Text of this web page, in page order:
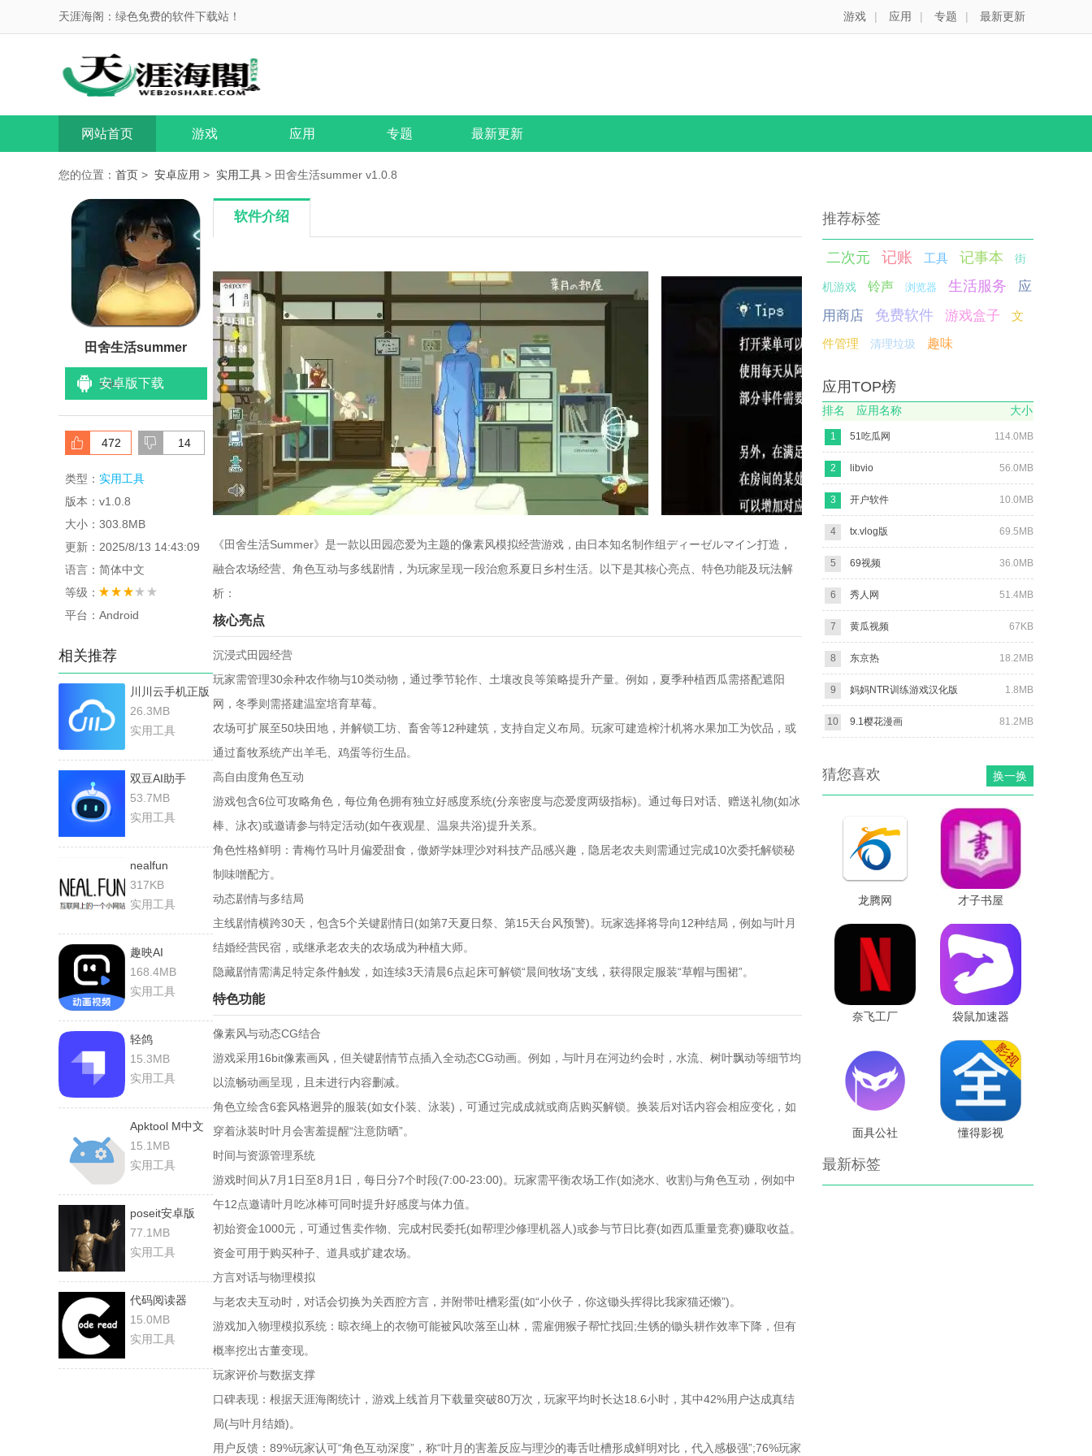
天涯海阁：绿色免费的软件下载站！ 游戏 | 应用 | 专题 | 最新更新
网站首页 游戏 应用 专题 最新更新
您的位置： 首页 > 安卓应用 > 实用工具 > 田舍生活summer v1.0.8
田舍生活summer
安卓版下载
</li>
472 14
类型： 实用工具
版本：v1.0.8
大小：303.8MB
更新：2025/8/13 14:43:09
语言：简体中文
等级：
平台：Android
相关推荐
川川云手机正版
26.3MB
实用工具
双豆AI助手
53.7MB
实用工具
nealfun
317KB
实用工具
趣映AI
168.4MB
实用工具
轻鸽
15.3MB
实用工具
Apktool M中文
版
15.1MB
实用工具
poseit安卓版
77.1MB
实用工具
代码阅读器
15.0MB
实用工具
软件介绍
《田舍生活Summer》是一款以田园恋爱为主题的像素风模拟经营游戏，由日本知名制作组ディーゼルマイン打造，
融合农场经营、角色互动与多线剧情，为玩家呈现一段治愈系夏日乡村生活。以下是其核心亮点、特色功能及玩法解
析：
核心亮点
沉浸式田园经营
玩家需管理30余种农作物与10类动物，通过季节轮作、土壤改良等策略提升产量。例如，夏季种植西瓜需搭配遮阳
网，冬季则需搭建温室培育草莓。
农场可扩展至50块田地，并解锁工坊、畜舍等12种建筑，支持自定义布局。玩家可建造榨汁机将水果加工为饮品，或
通过畜牧系统产出羊毛、鸡蛋等衍生品。
高自由度角色互动
游戏包含6位可攻略角色，每位角色拥有独立好感度系统(分亲密度与恋爱度两级指标)。通过每日对话、赠送礼物(如冰
棒、泳衣)或邀请参与特定活动(如午夜观星、温泉共浴)提升关系。
角色性格鲜明：青梅竹马叶月偏爱甜食，傲娇学妹理沙对科技产品感兴趣，隐居老农夫则需通过完成10次委托解锁秘
制味噌配方。
动态剧情与多结局
主线剧情横跨30天，包含5个关键剧情日(如第7天夏日祭、第15天台风预警)。玩家选择将导向12种结局，例如与叶月
结婚经营民宿，或继承老农夫的农场成为种植大师。
隐藏剧情需满足特定条件触发，如连续3天清晨6点起床可解锁“晨间牧场”支线，获得限定服装“草帽与围裙”。
特色功能
像素风与动态CG结合
游戏采用16bit像素画风，但关键剧情节点插入全动态CG动画。例如，与叶月在河边约会时，水流、树叶飘动等细节均
以流畅动画呈现，且未进行内容删减。
角色立绘含6套风格迥异的服装(如女仆装、泳装)，可通过完成成就或商店购买解锁。换装后对话内容会相应变化，如
穿着泳装时叶月会害羞提醒“注意防晒”。
时间与资源管理系统
游戏时间从7月1日至8月1日，每日分7个时段(7:00-23:00)。玩家需平衡农场工作(如浇水、收割)与角色互动，例如中
午12点邀请叶月吃冰棒可同时提升好感度与体力值。
初始资金1000元，可通过售卖作物、完成村民委托(如帮理沙修理机器人)或参与节日比赛(如西瓜重量竞赛)赚取收益。
资金可用于购买种子、道具或扩建农场。
方言对话与物理模拟
与老农夫互动时，对话会切换为关西腔方言，并附带吐槽彩蛋(如“小伙子，你这锄头挥得比我家猫还懒”)。
游戏加入物理模拟系统：晾衣绳上的衣物可能被风吹落至山林，需雇佣猴子帮忙找回;生锈的锄头耕作效率下降，但有
概率挖出古董变现。
玩家评价与数据支撑
口碑表现：根据天涯海阁统计，游戏上线首月下载量突破80万次，玩家平均时长达18.6小时，其中42%用户达成真结
局(与叶月结婚)。
用户反馈：89%玩家认可“角色互动深度”，称“叶月的害羞反应与理沙的毒舌吐槽形成鲜明对比，代入感极强”;76%玩家
推荐标签
二次元 记账 工具 记事本 街
机游戏 铃声 浏览器 生活服务
应
用商店
免费软件 游戏盒子
文
件管理
清理垃圾 趣味
应用TOP榜
排名 应用名称 大小
1 114.0MB
51吃瓜网
2 56.0MB
libvio
3 10.0MB
开户软件
4 69.5MB
tx.vlog版
5 36.0MB
69视频
6 51.4MB
秀人网
7 67KB
黄瓜视频
8 18.2MB
东京热
9 1.8MB
妈妈NTR训练游戏汉化版
10 81.2MB
9.1樱花漫画
换一换
猜您喜欢
龙腾网 才子书屋
奈飞工厂 袋鼠加速器
面具公社 懂得影视
最新标签